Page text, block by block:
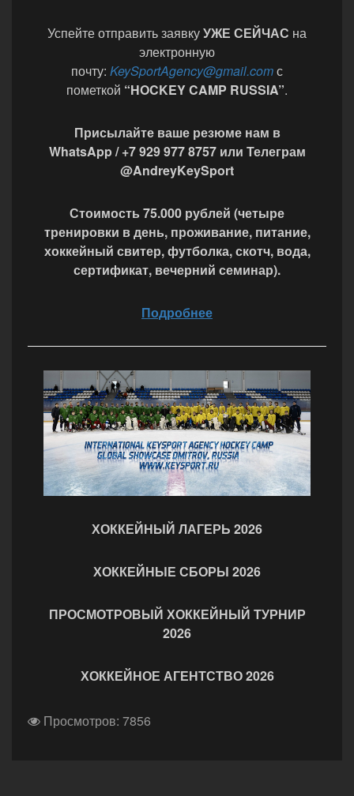
Успейте отправить заявкуУЖЕ СЕЙЧАС на
электронную
почту: KeySportAgency@gmail.comс
пометкой “HOCKEY CAMP RUSSIA”.
Присылайте ваше резюме нам в
WhatsApp / +7 929 977 8757 или Телеграм
@AndreyKeySport
Стоимость 75.000 рублей (четыре
тренировки в день, проживание, питание,
хоккейный свитер, футболка, скотч, вода,
сертификат, вечерний семинар).
Подробнее
ХОККЕЙНЫЙ ЛАГЕРЬ 2026
ХОККЕЙНЫЕ СБОРЫ 2026
ПРОСМОТРОВЫЙ ХОККЕЙНЫЙ ТУРНИР
2026
ХОККЕЙНОЕ АГЕНТСТВО 2026
Просмотров: 7856